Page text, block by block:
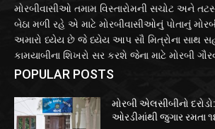
મોરબીવાસીઓ તમામ વિસ્તારોમની સચોટ અને
બેઠા મળી રહે એ માટે મોરબીવાસીઓનું પોતાનું
અમારો ધ્યેય છે જે ધ્યેય આપ સૌ મિત્રોના સાથ
કામયાબીના શિખરો સર કરશે જેના માટે મોરબી
POPULAR POSTS
મોરબી એલસીબીનો
ઓરડીમાંથી જુગાર રમતા